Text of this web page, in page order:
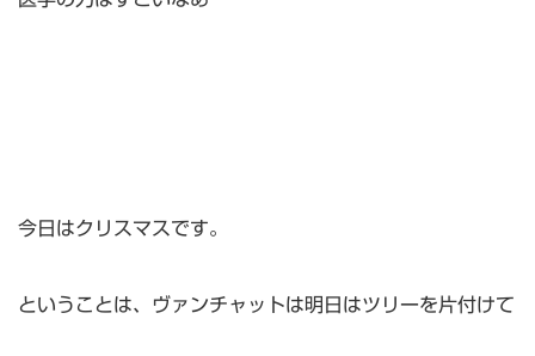
今日はクリスマスです。
ということは、ヴァンチャットは明日はツリーを片付けて